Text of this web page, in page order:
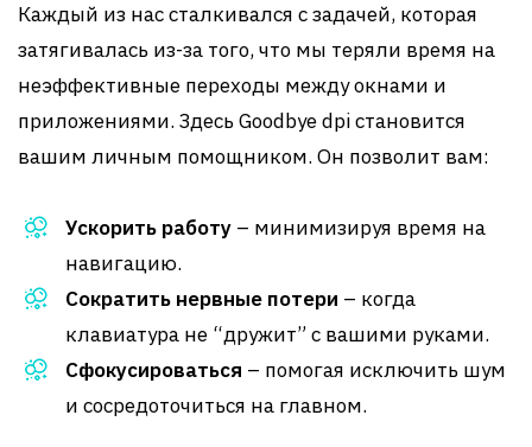
Каждый из нас сталкивался с задачей, которая
затягивалась из-за того, что мы теряли время на
неэффективные переходы между окнами и
приложениями. Здесь Goodbye dpi становится
вашим личным помощником. Он позволит вам:
Ускорить работу – минимизируя время на
навигацию.
Сократить нервные потери – когда
клавиатура не “дружит” с вашими руками.
Сфокусироваться – помогая исключить шум
и сосредоточиться на главном.